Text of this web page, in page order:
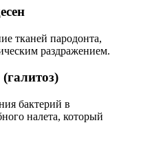
тканей пародонта,
раздражением.
бактерий в
налета, который